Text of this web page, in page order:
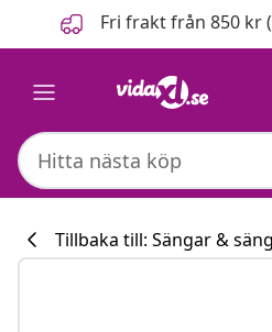
FöregåendeFri frakt från 850 kr
Tillbaka till: Sängar &